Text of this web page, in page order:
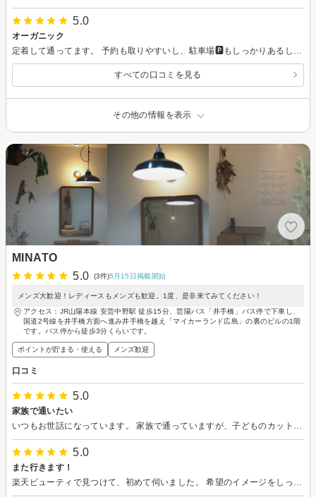
5.0
オーガニック
すべての口コミを見る
その他の情報を表示
MINATO
5.0
(3件)5月15日掲載開始
メンズ大歓迎！レディースもメンズも歓迎。1度、是非来てみてください！
アクセス：JR山陽本線 安芸中野駅 徒歩15分、芸陽バス「井手橋」バス停で下車し、
国道2号線を井手橋方面へ進み井手橋を越え「マイカーランド広島」の裏のビルの1階
です。バス停から徒歩3分くらいです。
ポイントが貯まる・使える メンズ歓迎
口コミ
5.0
家族で通いたい
5.0
また行きます！